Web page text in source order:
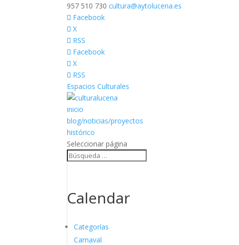
957 510 730 cultura@aytolucena.es
Facebook
X
RSS
Facebook
X
RSS
Espacios Culturales
inicio
blog/noticias/proyectos
histórico
Seleccionar página
Calendar
Categorías
Carnaval